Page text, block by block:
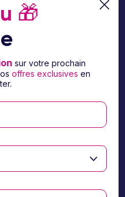
fois par carte
notre partenaire
Floa
🎁
sur votre prochain
offres exclusives en